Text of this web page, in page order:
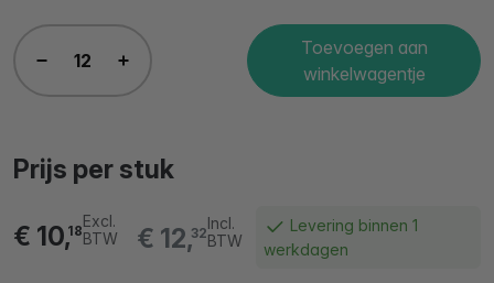
Toevoegen aan
winkelwagentje
Prijs per stuk
€ 12,32
Incl.
BTW
€ 10,18
Excl.
BTW
Levering binnen 1
werkdagen